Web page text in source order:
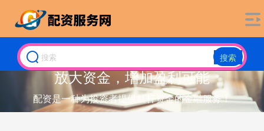
搜索
放大资金，增加盈利可能
配资是一种为投资者提供杠杆资金的金融服务！